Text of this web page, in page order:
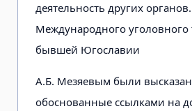
деятельность других
Международного уголовного
бывшей Югославии
А.Б. Мезяевым были
обоснованные ссылками на